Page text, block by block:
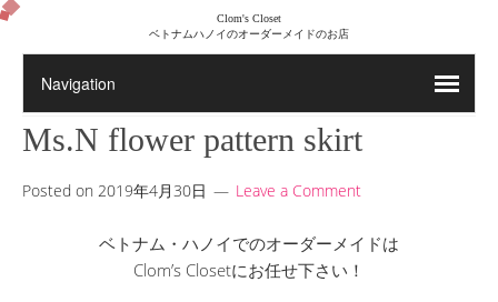
Clom's Closet
ベトナムハノイのオーダーメイドのお店
Ms.N flower pattern skirt
Posted on 2019年4月30日 Leave a Comment
ベトナム・ハノイでのオーダーメイドは
Clom’s Closetにお任せ下さい！